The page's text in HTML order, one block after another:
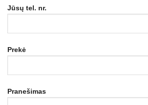
Jūsų tel. nr.
Prekė
Pranešimas